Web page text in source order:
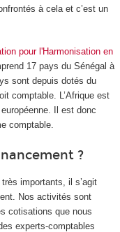
à cela et c’est un
pour l'Harmonisation en
17 pays du Sénégal à
sont depuis dotés du
comptable. L’Afrique est
Il est donc
comptable.
?
importants, il s’agit
Nos activités sont
cotisations que nous
experts-comptables